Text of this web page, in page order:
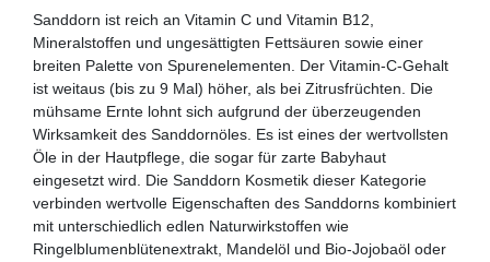
Sanddorn ist reich an Vitamin C und Vitamin B12,
Mineralstoffen und ungesättigten Fettsäuren sowie einer
breiten Palette von Spurenelementen. Der Vitamin-C-Gehalt
ist weitaus (bis zu 9 Mal) höher, als bei Zitrusfrüchten. Die
mühsame Ernte lohnt sich aufgrund der überzeugenden
Wirksamkeit des Sanddornöles. Es ist eines der wertvollsten
Öle in der Hautpflege, die sogar für zarte Babyhaut
eingesetzt wird. Die Sanddorn Kosmetik dieser Kategorie
verbinden wertvolle Eigenschaften des Sanddorns kombiniert
mit unterschiedlich edlen Naturwirkstoffen wie
Ringelblumenblütenextrakt, Mandelöl und Bio-Jojobaöl oder